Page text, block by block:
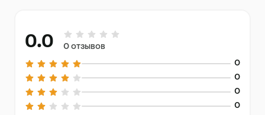
0.0 0 отзывов
0
0
0
0